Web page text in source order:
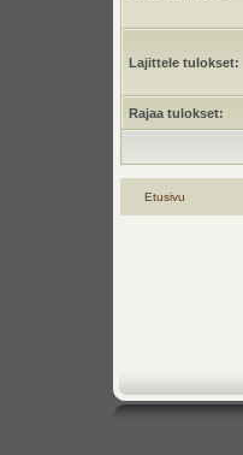
Lajittele tulokset:
Rajaa tulokset:
Etusivu